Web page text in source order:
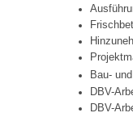
Bau-
DBV-
DBV-